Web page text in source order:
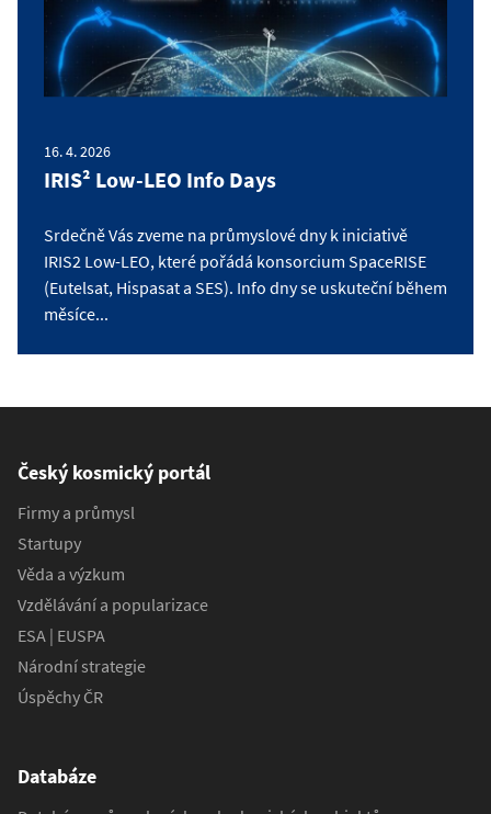
16. 4. 2026
IRIS² Low-LEO Info Days
Srdečně Vás zveme na průmyslové dny k iniciativě
IRIS2 Low-LEO, které pořádá konsorcium SpaceRISE
(Eutelsat, Hispasat a SES). Info dny se uskuteční během
měsíce...
Český kosmický portál
Firmy a průmysl
Startupy
Věda a výzkum
Vzdělávání a popularizace
ESA | EUSPA
Národní strategie
Úspěchy ČR
Databáze